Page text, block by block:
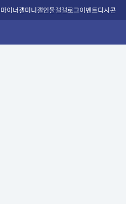
마이너갤미니갤인물갤갤로그이벤트디시콘